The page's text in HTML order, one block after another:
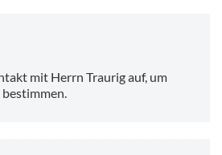
mit Herrn Traurig auf, um